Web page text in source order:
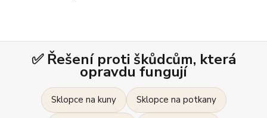
✅ Řešení proti škůdcům, která
opravdu fungují
Sklopce na kuny Sklopce na potkany